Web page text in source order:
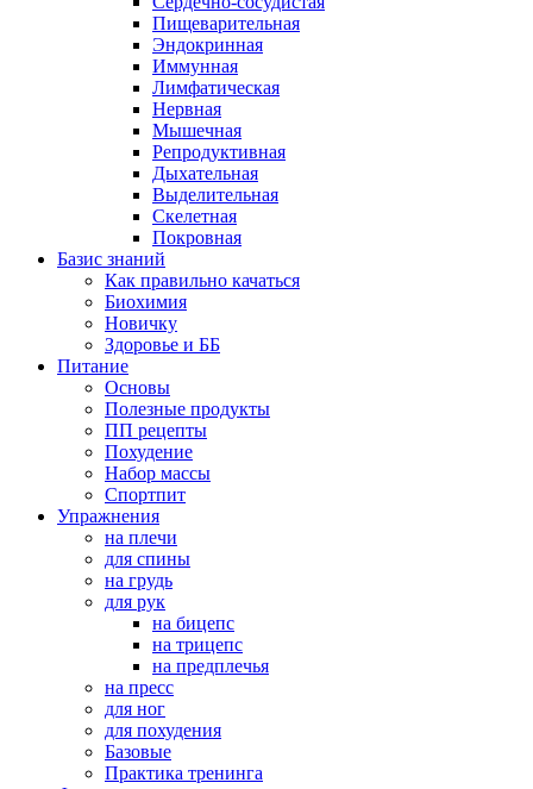
Пищеварительная
Эндокринная
Иммунная
Лимфатическая
Нервная
Мышечная
Репродуктивная
Дыхательная
Выделительная
Скелетная
Покровная
Базис знаний
Как правильно качаться
Биохимия
Новичку
Здоровье и ББ
Питание
Основы
Полезные продукты
ПП рецепты
Похудение
Набор массы
Спортпит
Упражнения
на плечи
для спины
на грудь
для рук
на бицепс
на трицепс
на предплечья
на пресс
для ног
для похудения
Базовые
Практика тренинга